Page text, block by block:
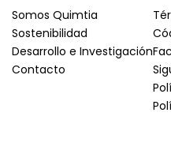
Somos Quimtia
Sostenibilidad
Desarrollo e Investigación
Contacto